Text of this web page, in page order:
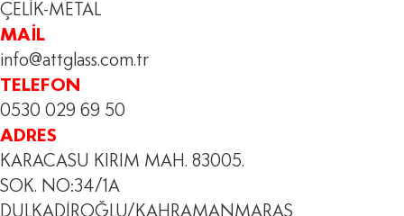
ÇELİK-METAL
MAİL
info@attglass.com.tr
TELEFON
0530 029 69 50
ADRES
KARACASU KIRIM MAH. 83005.
SOK. NO:34/1A
DULKADİROĞLU/KAHRAMANMARAŞ